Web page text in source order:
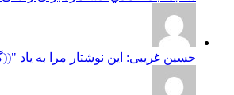
حسین غریبی: این نوشتار مرا به